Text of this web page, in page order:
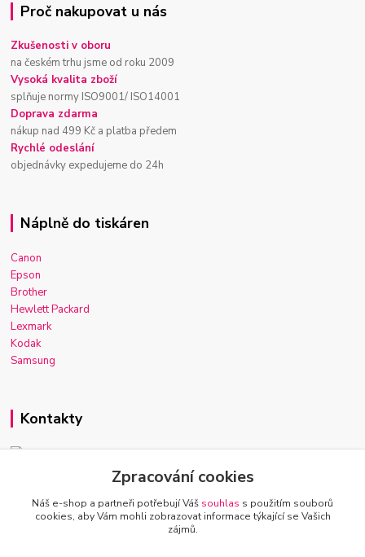
Proč nakupovat u nás
Zkušenosti v oboru
na českém trhu jsme od roku 2009
Vysoká kvalita zboží
splňuje normy ISO9001/ ISO14001
Doprava zdarma
nákup nad 499 Kč a platba předem
Rychlé odeslání
objednávky expedujeme do 24h
Náplně do tiskáren
Canon
Epson
Brother
Hewlett Packard
Lexmark
Kodak
Samsung
Kontakty
Josef Macek
+420 603 921 266
Po-Ne, 7-22h
Zpracování cookies
Náš e-shop a partneři potřebují Váš souhlas s použitím souborů
cookies, aby Vám mohli zobrazovat informace týkající se Vašich
zájmů.